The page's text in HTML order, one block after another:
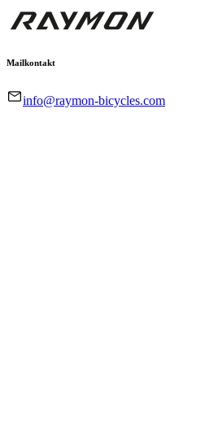
Mailkontakt
info@raymon-bicycles.com